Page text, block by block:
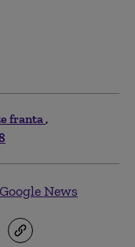
franta
Google News